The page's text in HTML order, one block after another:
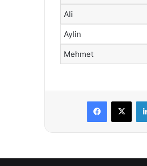
Ali
Aylin
Mehmet
Facebook
X